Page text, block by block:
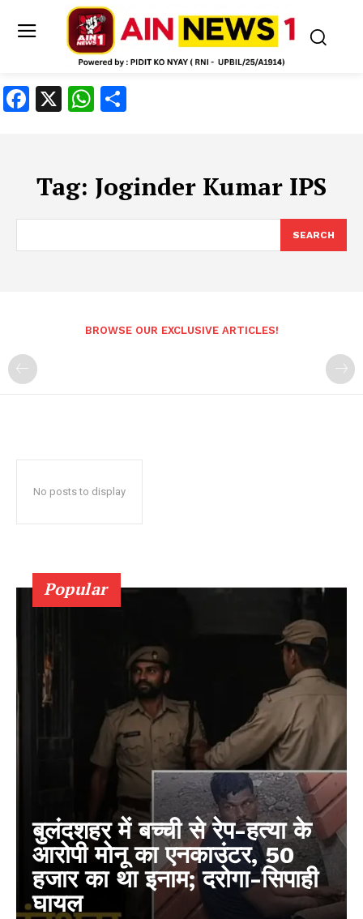
Facebook
X WhatsApp
Tag: Joginder Kumar IPS
SEARCH
BROWSE OUR EXCLUSIVE ARTICLES!
No posts to display
Popular
बुलंदशहर में बच्ची से रेप-हत्या के
आरोपी मोनू का एनकाउंटर, 50
हजार का था इनाम; दरोगा-सिपाही
घायल